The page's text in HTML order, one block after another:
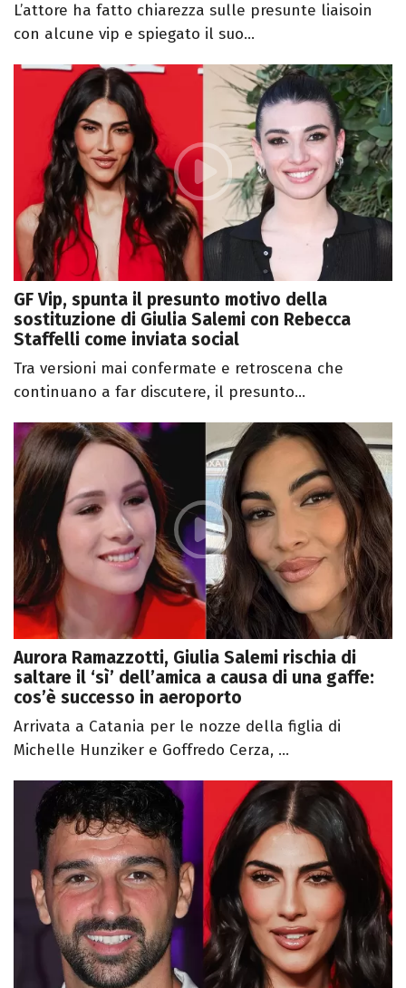
L’attore ha fatto chiarezza sulle presunte liaisoin
con alcune vip e spiegato il suo...
GF Vip, spunta il presunto motivo della
sostituzione di Giulia Salemi con Rebecca
Staffelli come inviata social
Tra versioni mai confermate e retroscena che
continuano a far discutere, il presunto...
Aurora Ramazzotti, Giulia Salemi rischia di
saltare il ‘sì’ dell’amica a causa di una gaffe:
cos’è successo in aeroporto
Arrivata a Catania per le nozze della figlia di
Michelle Hunziker e Goffredo Cerza, ...